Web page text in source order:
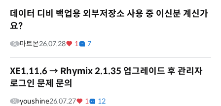
데이터 디비 백업용 외부저장소 사용 중 이신분 계신가
요?
마트몬26.07.28 1 7
XE1.11.6 → Rhymix 2.1.35 업그레이드 후 관리자
로그인 문제 문의
youshine26.07.27 1 12